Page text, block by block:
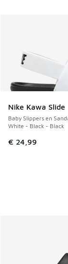
Nike Kawa Slide
Baby Slippers en
White - Black - Black
€ 24,99